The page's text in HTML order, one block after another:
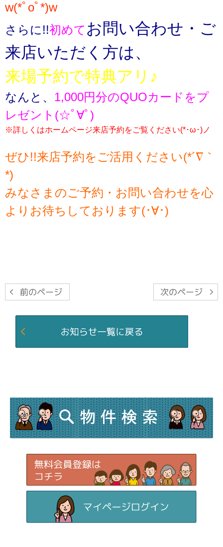
w(*ﾟoﾟ*)w
さらに!!初めて お問い合わせ・ご
来店いただく方は、
来場予約で特典アリ♪
なんと、 1,000円分のQUOカードをプ
レゼント(☆ﾟ∀ﾟ)
※詳しくはホームページ来店予約をご覧ください(*･ω･)ノ
ぜひ!!来店予約をご活用ください(*´∇｀
*)
みなさまのご予約・お問い合わせを心
よりお待ちしております(･∀･)